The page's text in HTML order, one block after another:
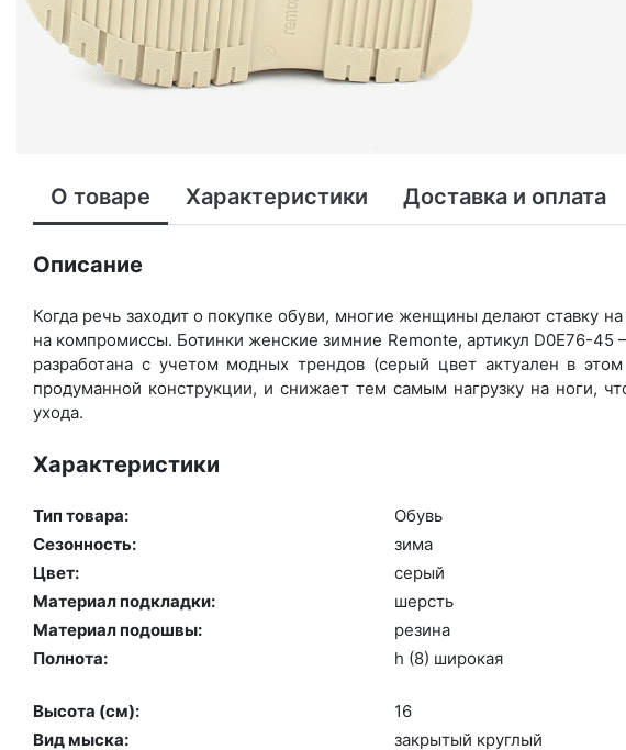
О товаре Характеристики Доставка и оплата
Описание
Когда речь заходит о покупке обуви, многие женщины делают ставку
на компромиссы. Ботинки женские зимние Remonte, артикул D0E76-
разработана с учетом модных трендов (се­рый цвет актуален в
продуманной конструкции, и снижает тем самым нагрузку на ноги,
ухода.
Характеристики
Тип товара: Обувь
Сезонность:
зи­ма
Цвет:
се­рый
Материал подкладки:
шерсть
Материал подошвы:
ре­зина
Полнота:
h (8) ши­рокая
Высота (cм):
16
Вид мыска:
зак­ры­тый круг­лый